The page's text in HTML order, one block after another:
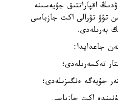
اقپاراتتىق جۇيەسىنە
تۋۋ تۋرالى اكت جازباسى
بەرىلەدى.
جاعدايدا:
تەكسەرىلەدى؛
جۇيەگە ەنگىزىلەدى؛